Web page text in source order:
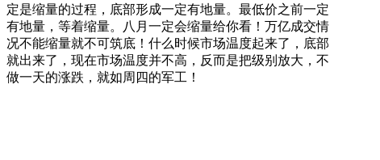
定是缩量的过程，底部形成一定有地量。最低价之前一定
有地量，等着缩量。八月一定会缩量给你看！万亿成交情
况不能缩量就不可筑底！什么时候市场温度起来了，底部
就出来了，现在市场温度并不高，反而是把级别放大，不
做一天的涨跌，就如周四的军工！